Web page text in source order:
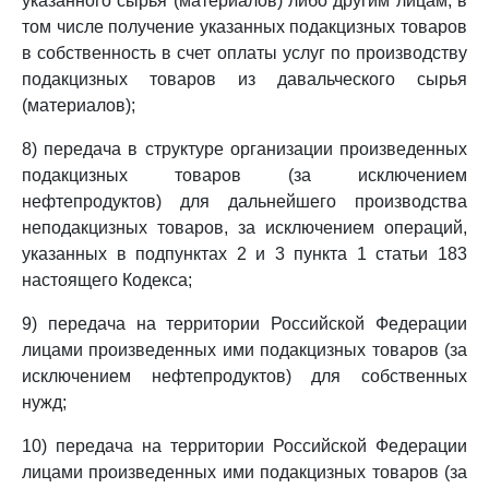
том числе получение указанных подакцизных товаров
в собственность в счет оплаты услуг по производству
подакцизных товаров из давальческого сырья
(материалов);
8) передача в структуре организации произведенных
подакцизных товаров (за исключением
нефтепродуктов) для дальнейшего производства
неподакцизных товаров, за исключением операций,
указанных в подпунктах 2 и 3 пункта 1 статьи 183
настоящего Кодекса;
9) передача на территории Российской Федерации
лицами произведенных ими подакцизных товаров (за
исключением нефтепродуктов) для собственных
нужд;
10) передача на территории Российской Федерации
лицами произведенных ими подакцизных товаров (за